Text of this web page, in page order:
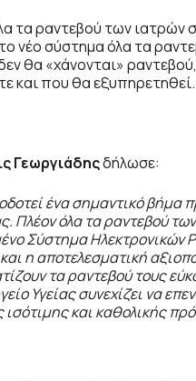
τα ραντεβού των ιατρών
νέο σύστημα όλα τα
θα «χάνονται»
και που θα εξυπηρετηθεί.
Γεωργιάδηςδήλωσε:
ένα σημαντικό βήμα
Πλέον όλα τα ραντεβού
Σύστημα Ηλεκτρονικών
η αποτελεσματική
τα ραντεβού τους
Υγείας συνεχίζει να
και καθολικής